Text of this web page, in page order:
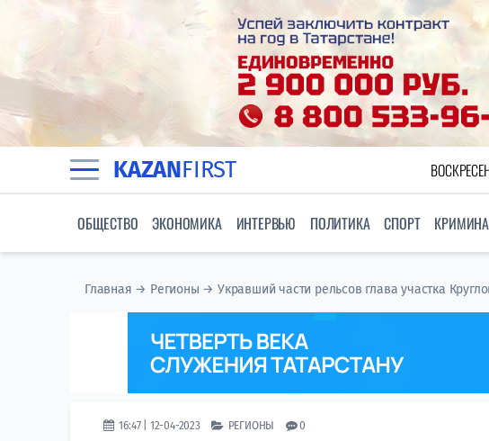
KAZANFIRST
ОБЩЕСТВО ЭКОНОМИКА ИНТЕРВЬЮ ПОЛИТИКА СПОРТ
Главная → Регионы →Укравший части рельсов глава участка
16:47 | 12-04-2023 РЕГИОНЫ 0